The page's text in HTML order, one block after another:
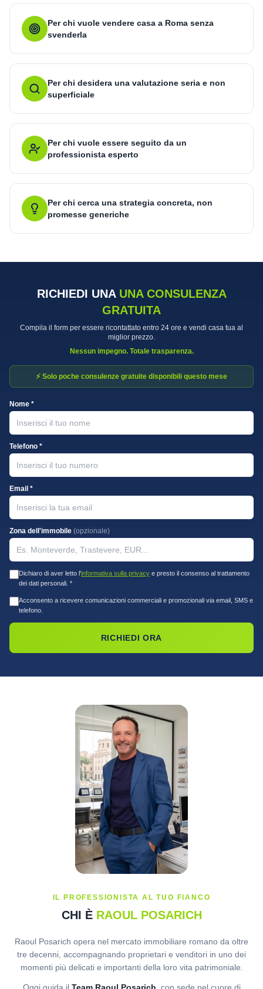
Per chi vuole vendere casa a Roma senza
svenderla
Per chi desidera una valutazione seria e non
superficiale
Per chi vuole essere seguito da un
professionista esperto
Per chi cerca una strategia concreta, non
promesse generiche
RICHIEDI UNA UNA CONSULENZA
GRATUITA
Compila il form per essere ricontattato entro 24 ore e vendi casa tua al
miglior prezzo.
Nessun impegno. Totale trasparenza.
⚡ Solo poche consulenze gratuite disponibili questo mese
Nome *
Telefono *
Email *
Zona dell'immobile (opzionale)
Dichiaro di aver letto l'informativa sulla privacy e presto il consenso al trattamento
dei dati personali. *
Acconsento a ricevere comunicazioni commerciali e promozionali via email, SMS e
telefono.
RICHIEDI ORA
IL PROFESSIONISTA AL TUO FIANCO
CHI È RAOUL POSARICH
Raoul Posarich opera nel mercato immobiliare romano da oltre
tre decenni, accompagnando proprietari e venditori in uno dei
momenti più delicati e importanti della loro vita patrimoniale.